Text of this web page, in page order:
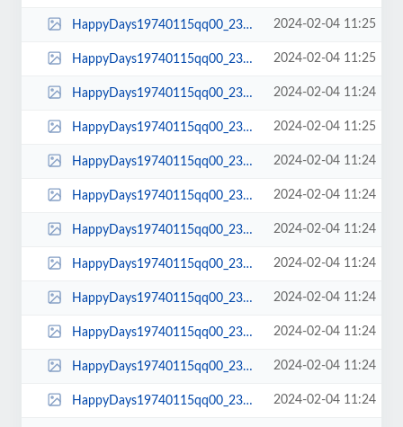
HappyDays19740115qq00_23_54qq00283.jpg 2024-02-04 11:25
HappyDays19740115qq00_23_51qq00282.jpg 2024-02-04 11:25
HappyDays19740115qq00_23_50qq00281.jpg 2024-02-04 11:24
HappyDays19740115qq00_23_48qq00280.jpg 2024-02-04 11:25
HappyDays19740115qq00_23_47qq00279.jpg 2024-02-04 11:24
HappyDays19740115qq00_23_45qq00278.jpg 2024-02-04 11:24
HappyDays19740115qq00_23_42qq00277.jpg 2024-02-04 11:24
HappyDays19740115qq00_23_40qq00276.jpg 2024-02-04 11:24
HappyDays19740115qq00_23_37qq00275.jpg 2024-02-04 11:24
HappyDays19740115qq00_23_36qq00274.jpg 2024-02-04 11:24
HappyDays19740115qq00_23_32qq00273.jpg 2024-02-04 11:24
HappyDays19740115qq00_23_30qq00272.jpg 2024-02-04 11:24